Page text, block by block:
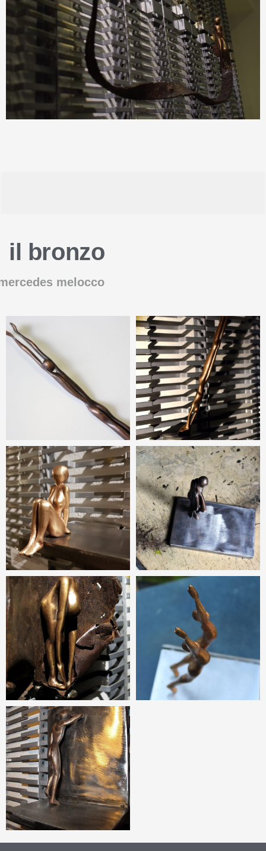
il bronzo
melocco